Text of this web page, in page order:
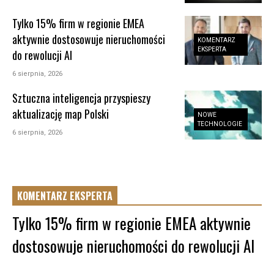
KOMENTARZ
EKSPERTA
Tylko 15% firm w regionie EMEA
aktywnie dostosowuje nieruchomości
do rewolucji AI
6 sierpnia, 2026
NOWE
TECHNOLOGIE
Sztuczna inteligencja przyspieszy
aktualizację map Polski
6 sierpnia, 2026
KOMENTARZ EKSPERTA
Tylko 15% firm w regionie EMEA aktywnie
dostosowuje nieruchomości do rewolucji AI